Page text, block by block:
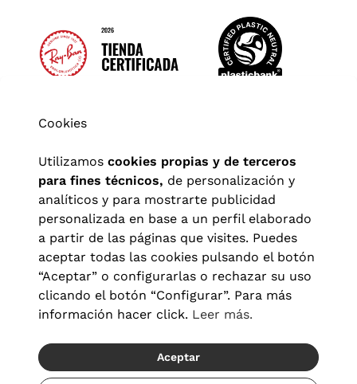
Aviso legal| Política de privacidad Términos y condiciones
Política de cookies|Configuración de cookies
© 2026 Visionlab España
Cookies
Utilizamos cookies propias y de terceros
para fines técnicos, de personalización y
analíticos y para mostrarte publicidad
personalizada en base a un perfil elaborado
a partir de las páginas que visites. Puedes
aceptar todas las cookies pulsando el botón
“Aceptar” o configurarlas o rechazar su uso
clicando el botón “Configurar”. Para más
información hacer click. Leer más.
Aceptar